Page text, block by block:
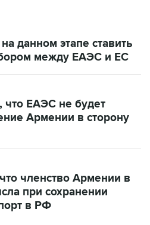
данном этапе ставить
между ЕАЭС и ЕС
ЕАЭС не будет
Армении в сторону
членство Армении в
при сохранении
в РФ